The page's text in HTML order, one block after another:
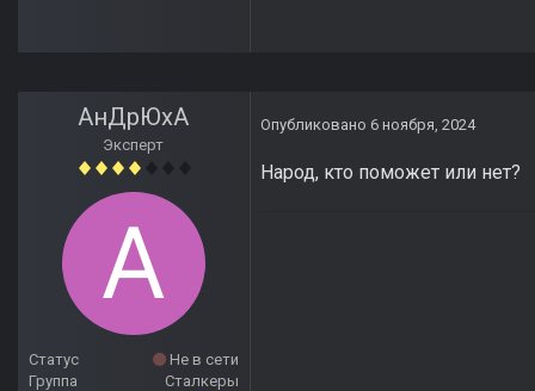
АнДрЮхА
Эксперт
Статус
Не в сети
Группа
Сталкеры
Опубликовано 6 ноября, 2024
Народ, кто поможет или нет?